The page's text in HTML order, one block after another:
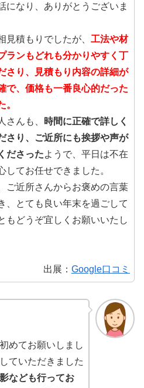
になり、ありがとうございま
見積もりでしたが、 工法や材
ランもどれも分かりやすく丁
さり、見積もり内容の詳細が
で、価格も一番良心的だった
。
さんも、
時間に正確で詳しく
さり、ご近所にも挨拶や声が
ださったようで、平日は不在
してお任せできました。
ご近所さんからお褒めの言葉
、とても良い年末を過ごして
もどうぞ宜しくお願いいたし
出展： Google口コミ
めてお願いしまし
ていただきました
なども行ってお